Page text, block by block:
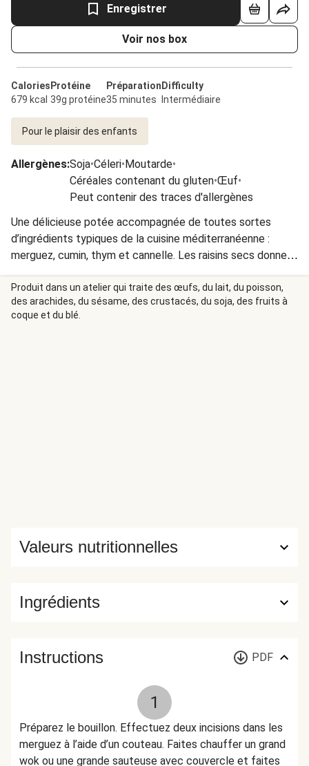
Enregistrer
Voir nos box
Calories
679 kcal
Protéine
39g protéine
Préparation
35 minutes
Difficulty
Intermédiaire
Pour le plaisir des enfants
Allergènes:Soja•Céleri•Moutarde•
Céréales contenant du gluten•Œuf•
Peut contenir des traces d'allergènes
Une délicieuse potée accompagnée de toutes sortes
d’ingrédients typiques de la cuisine méditerranéenne :
merguez, cumin, thym et cannelle. Les raisins secs donnent
au plat un accent doux et fruité. Vous aurez peu de
vaisselle, comme vous préparerez toute la recette dans
une seule poêle. Pratique pour les jours plus chargés.
Produit dans un atelier qui traite des œufs, du lait, du poisson,
des arachides, du sésame, des crustacés, du soja, des fruits à
coque et du blé.
Ingrédients
Valeurs nutritionnelles
Instructions PDF
1
Préparez le bouillon. Effectuez deux incisions dans les
merguez à l’aide d’un couteau. Faites chauffer un grand
wok ou une grande sauteuse avec couvercle et faites